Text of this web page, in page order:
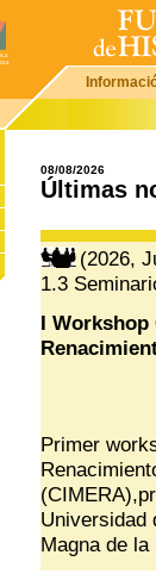
08/08/2026
Últimas
(2026,
1.3
I Workshop
Primer
Universidad
Magna de